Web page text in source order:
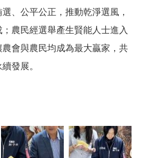
、公平公正，推動乾淨選風，
農民經選舉產生賢能人士進入
會與農民均成為最大贏家，共
發展。